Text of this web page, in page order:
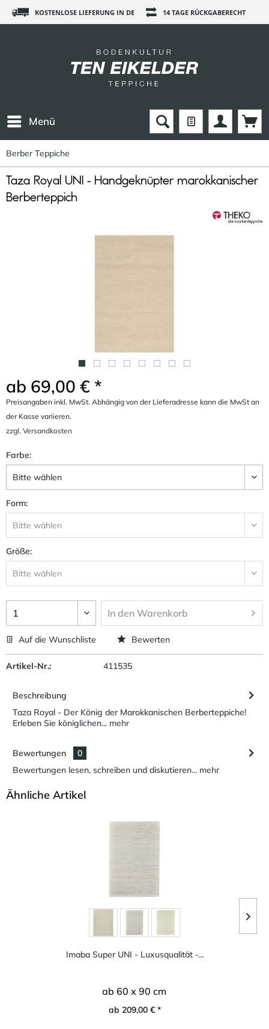
KOSTENLOSE LIEFERUNG IN DE 14 TAGE RÜCKGABERECHT
Menü
Berber Teppiche
Taza Royal UNI - Handgeknüpter marokkanischer
Berberteppich
ab 69,00 € *
Preisangaben inkl. MwSt. Abhängig von der Lieferadresse kann die MwSt an
der Kasse variieren.
zzgl. Versandkosten
Farbe:
Form:
Größe:
In den Warenkorb
Auf die Wunschliste Bewerten
Artikel-Nr.: 411535
Beschreibung
Taza Royal - Der König der Marokkanischen Berberteppiche!
Erleben Sie königlichen... mehr
Bewertungen
0
Bewertungen lesen, schreiben und diskutieren... mehr
Ähnliche Artikel
Imaba Super UNI - Luxusqualität -...
ab 60 x 90 cm
ab 209,00 € *